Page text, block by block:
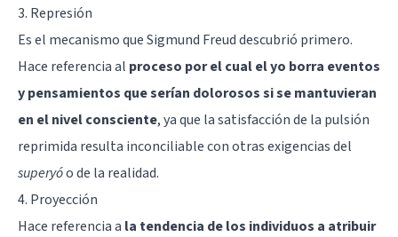
3. Represión
Es el mecanismo que Sigmund Freud descubrió primero.
Hace referencia al proceso por el cual el yo borra eventos
y pensamientos que serían dolorosos si se mantuvieran
en el nivel consciente, ya que la satisfacción de la pulsión
reprimida resulta inconciliable con otras exigencias del
superyóo de la realidad.
4. Proyección
Hace referencia a la tendencia de los individuos a atribuir